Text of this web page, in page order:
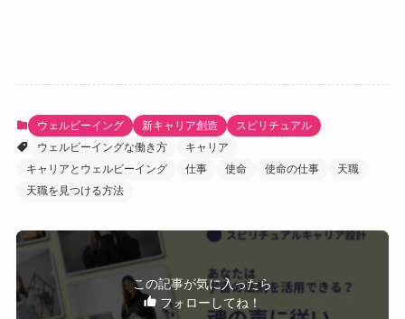
ウェルビーイング 新キャリア創造
スピリチュアル
ウェルビーイングな働き方
キャリア
キャリアとウェルビーイング
仕事 使命 使命の仕事
天職
天職を見つける方法
この記事が気に入ったら
フォローしてね！